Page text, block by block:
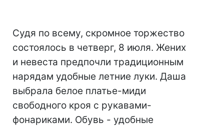
Судя по всему, скромное торжество
состоялось в четверг, 8 июля. Жених
и невеста предпочли традиционным
нарядам удобные летние луки. Даша
выбрала белое платье-миди
свободного кроя с рукавами-
фонариками. Обувь - удобные